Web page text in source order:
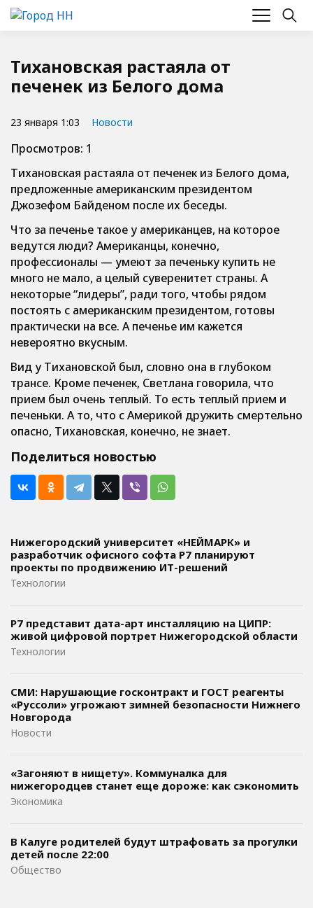
Тихановская растаяла от
печенек из Белого дома
23 января 1:03 Новости
Просмотров: 1
Тихановская растаяла от печенек из Белого дома,
предложенные американским президентом
Джозефом Байденом после их беседы.
Что за печенье такое у американцев, на которое
ведутся люди? Американцы, конечно,
профессионалы — умеют за печеньку купить не
много не мало, а целый суверенитет страны. А
некоторые “лидеры”, ради того, чтобы рядом
постоять с американским президентом, готовы
практически на все. А печенье им кажется
невероятно вкусным.
Вид у Тихановской был, словно она в глубоком
трансе. Кроме печенек, Светлана говорила, что
прием был очень теплый. То есть теплый прием и
печеньки. А то, что с Америкой дружить смертельно
опасно, Тихановская, конечно, не знает.
Поделиться новостью
Нижегородский университет «НЕЙМАРК» и
разработчик офисного софта P7 планируют
проекты по продвижению ИТ-решений
Технологии
Р7 представит дата-арт инсталляцию на ЦИПР:
живой цифровой портрет Нижегородской области
Технологии
СМИ: Нарушающие госконтракт и ГОСТ реагенты
«Руссоли» угрожают зимней безопасности Нижнего
Новгорода
Новости
«Загоняют в нищету». Коммуналка для
нижегородцев станет еще дороже: как сэкономить
Экономика
В Калуге родителей будут штрафовать за прогулки
детей после 22:00
Общество